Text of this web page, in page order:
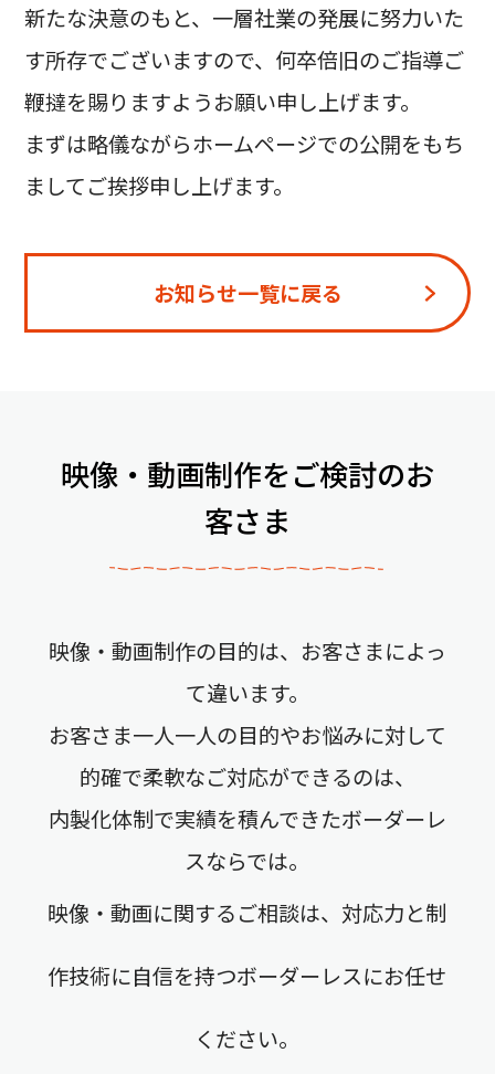
新たな決意のもと、一層社業の発展に努力いた
す所存でございますので、何卒倍旧のご指導ご
鞭撻を賜りますようお願い申し上げます。
まずは略儀ながらホームページでの公開をもち
ましてご挨拶申し上げます。
お知らせ一覧に戻る
映像・動画制作をご検討のお
客さま
映像・動画制作の目的は、お客さまによっ
て違います。
お客さま一人一人の目的やお悩みに対して
的確で柔軟なご対応ができるのは、
内製化体制で実績を積んできたボーダーレ
スならでは。
映像・動画に関するご相談は、対応力と制
作技術に自信を持つボーダーレスにお任せ
ください。